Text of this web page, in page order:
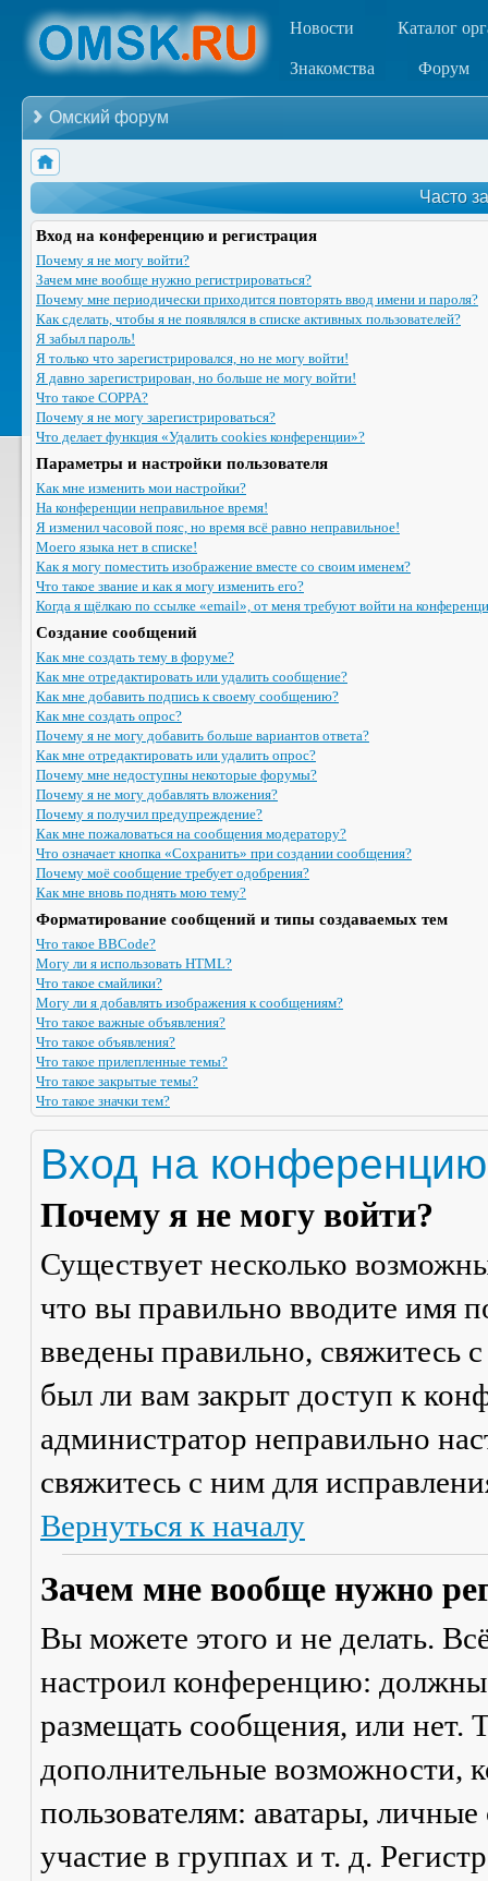
Новости Каталог
Знакомства Форум
Омский форум
Часто
Вход на конференцию и регистрация
Почему я не могу войти?
Зачем мне вообще нужно регистрироваться?
Почему мне периодически приходится повторять ввод имени и пароля?
Как сделать, чтобы я не появлялся в списке активных пользователей?
Я забыл пароль!
Я только что зарегистрировался, но не могу войти!
Я давно зарегистрирован, но больше не могу войти!
Что такое COPPA?
Почему я не могу зарегистрироваться?
Что делает функция «Удалить cookies конференции»?
Параметры и настройки пользователя
Как мне изменить мои настройки?
На конференции неправильное время!
Я изменил часовой пояс, но время всё равно неправильное!
Моего языка нет в списке!
Как я могу поместить изображение вместе со своим именем?
Что такое звание и как я могу изменить его?
Когда я щёлкаю по ссылке «email», от меня требуют войти на
Создание сообщений
Как мне создать тему в форуме?
Как мне отредактировать или удалить сообщение?
Как мне добавить подпись к своему сообщению?
Как мне создать опрос?
Почему я не могу добавить больше вариантов ответа?
Как мне отредактировать или удалить опрос?
Почему мне недоступны некоторые форумы?
Почему я не могу добавлять вложения?
Почему я получил предупреждение?
Как мне пожаловаться на сообщения модератору?
Что означает кнопка «Сохранить» при создании сообщения?
Почему моё сообщение требует одобрения?
Как мне вновь поднять мою тему?
Форматирование сообщений и типы создаваемых тем
Что такое BBCode?
Могу ли я использовать HTML?
Что такое смайлики?
Могу ли я добавлять изображения к сообщениям?
Что такое важные объявления?
Что такое объявления?
Что такое прилепленные темы?
Что такое закрытые темы?
Что такое значки тем?
Вход на
Почему я не могу войти?
Существует несколько
что вы правильно вводите имя
введены правильно, свяжитесь
был ли вам закрыт доступ к
администратор неправильно
свяжитесь с ним для
Вернуться к началу
Зачем мне вообще нужно
Вы можете этого и не делать.
настроил конференцию: должны
размещать сообщения, или нет.
дополнительные возможности,
пользователям: аватары,
участие в группах и т. д.